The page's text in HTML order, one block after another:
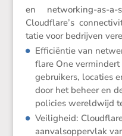
en networ­king-as-
Cloudflare’s
tatie voor bedrijven
Effici­ëntie van
flare One
gebrui­kers, locaties
door het beheer en
policies wereld­wijd
Veilig­heid:
aanvals­op­per­vlak